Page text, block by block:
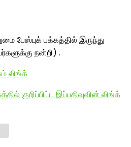
பேஸ்புக் பக்கத்தில் இருந்து
நன்றி) .
லிங்க்
குறிப்பிட்ட இப்பதிவுவின் லிங்க்